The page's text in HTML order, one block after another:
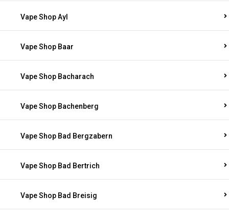
Vape Shop Ayl
Vape Shop Baar
Vape Shop Bacharach
Vape Shop Bachenberg
Vape Shop Bad Bergzabern
Vape Shop Bad Bertrich
Vape Shop Bad Breisig